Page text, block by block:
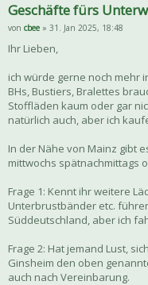
Geschäfte fürs
von cbee » 31. Jan 2025, 18:48
Ihr Lieben,
ich würde gerne noch mehr
BHs, Bustiers, Bralettes
Stoffläden kaum oder gar
natürlich auch, aber ich
In der Nähe von Mainz gibt
mittwochs spätnachmittags
Frage 1: Kennt ihr weitere
Unterbrustbänder etc.
Süddeutschland, aber ich
Frage 2: Hat jemand Lust,
Ginsheim den oben
auch nach Vereinbarung.